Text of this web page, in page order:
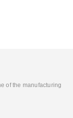
of the manufacturing